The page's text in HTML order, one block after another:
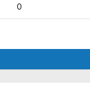
0